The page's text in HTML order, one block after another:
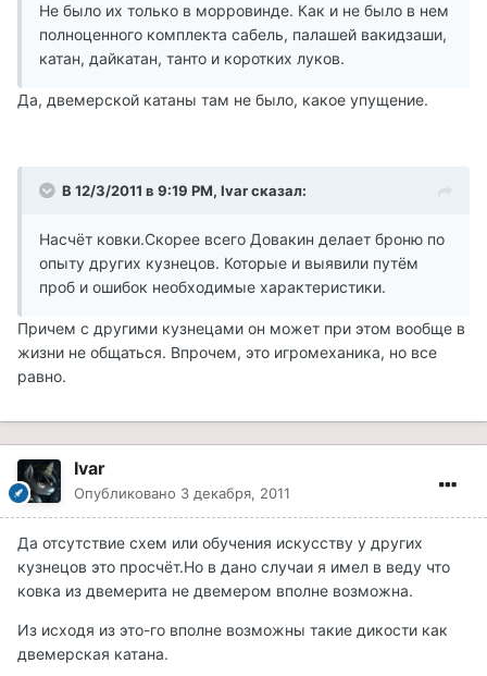
Не было их только в морровинде. Как и не было в нем
полноценного комплекта сабель, палашей вакидзаши,
катан, дайкатан, танто и коротких луков.
Да, двемерской катаны там не было, какое упущение.
В 12/3/2011 в 9:19 PM, Ivar сказал:
Насчёт ковки.Скорее всего Довакин делает броню по
опыту других кузнецов. Которые и выявили путём
проб и ошибок необходимые характеристики.
Причем с другими кузнецами он может при этом вообще в
жизни не общаться. Впрочем, это игромеханика, но все
равно.
Ivar
Опубликовано 3 декабря, 2011
Да отсутствие схем или обучения искусству у других
кузнецов это просчёт.Но в дано случаи я имел в веду что
ковка из двемерита не двемером вполне возможна.
Из исходя из это-го вполне возможны такие дикости как
двемерская катана.